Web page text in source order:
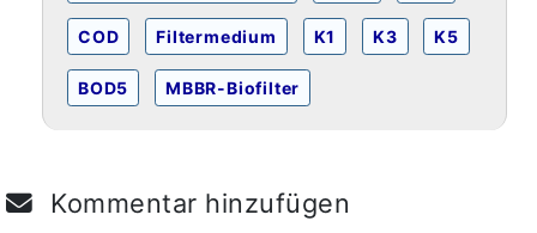
COD Filtermedium K1 K3 K5
BOD5 MBBR-Biofilter
Kommentar hinzufügen